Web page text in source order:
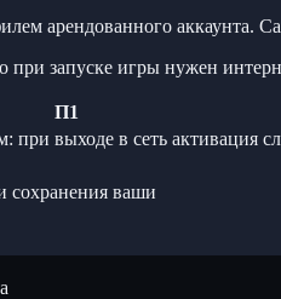
арендованного аккаунта.
запуске игры нужен
П1
выходе в сеть активация
сохранения ваши